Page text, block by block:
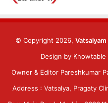
© Copyright 2026,
Design by Knowtable
Owner & Editor Pareshkumar
Address : Vatsalya, Pragaty